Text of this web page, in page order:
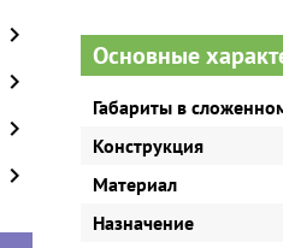
Основные
Габариты в
Конструкция
Материал
Назначение